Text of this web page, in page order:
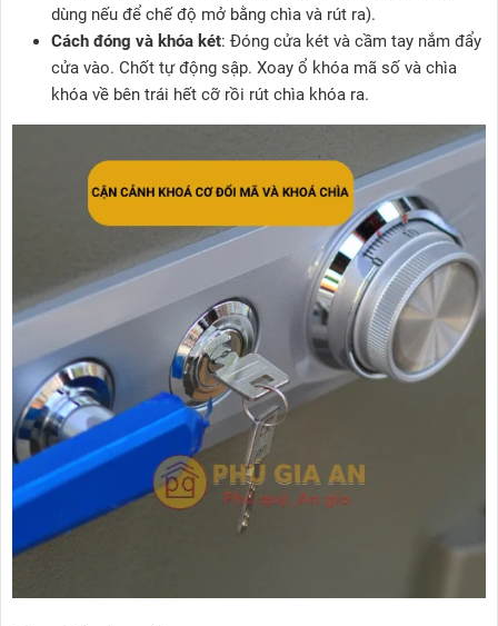
dùng nếu để chế độ mở bằng chìa và rút ra).
Cách đóng và khóa két: Đóng cửa két và cầm tay nắm đẩy
cửa vào. Chốt tự động sập. Xoay ổ khóa mã số và chìa
khóa về bên trái hết cỡ rồi rút chìa khóa ra.